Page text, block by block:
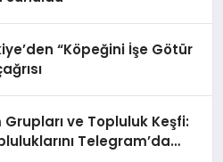
“Köpeğini İşe Götür
ve Topluluk Keşfi:
Telegram’da